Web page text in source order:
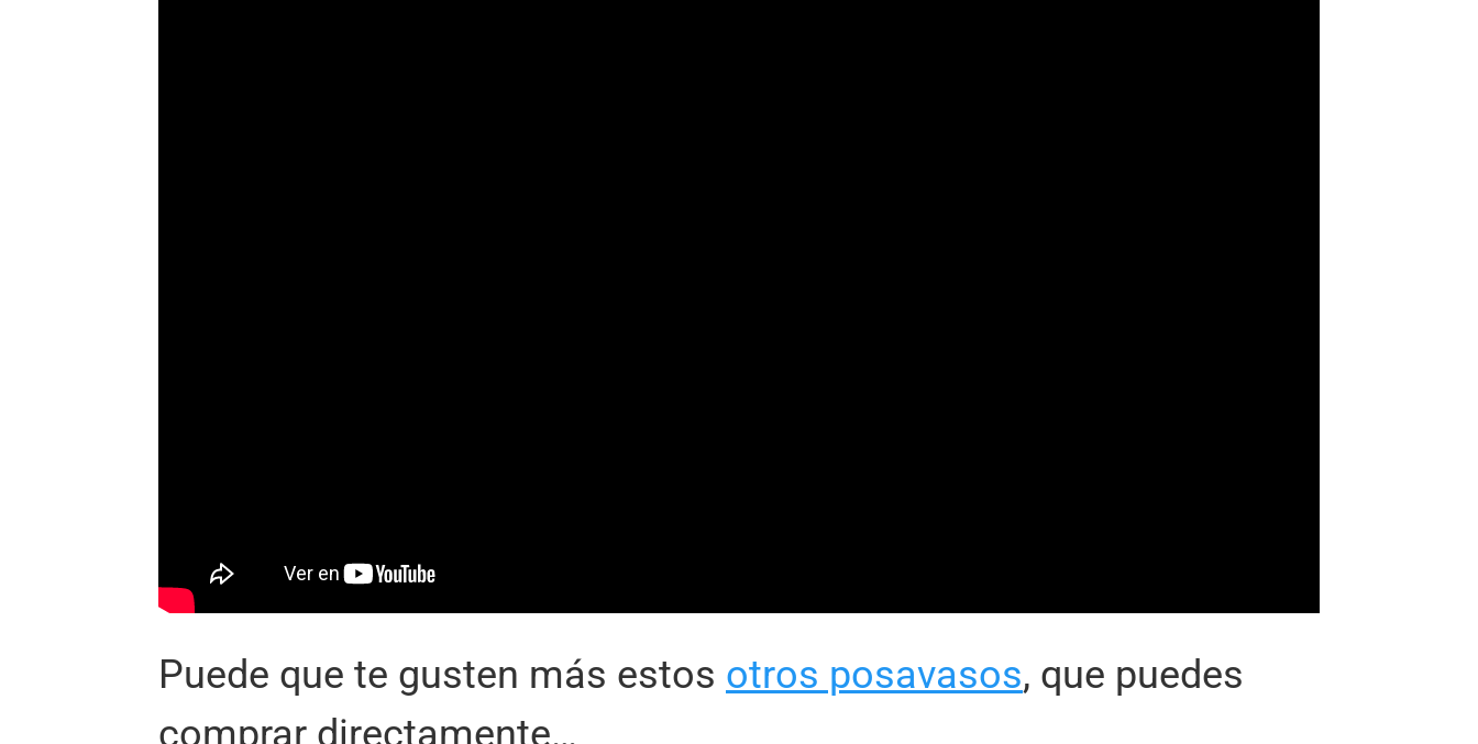
Puede que te gusten más estos otros posavasos, que puedes
comprar directamente…